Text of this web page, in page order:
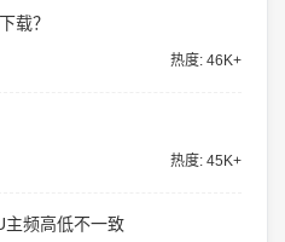
载？
热度: 46K+
热度: 45K+
频高低不一致